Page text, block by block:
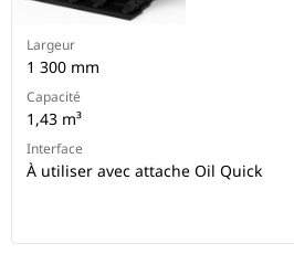
Largeur
1 300 mm
Capacité
1,43 m³
Interface
À utiliser avec attache Oil Quick